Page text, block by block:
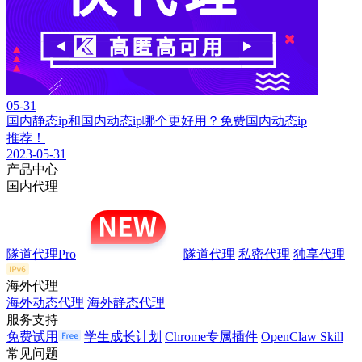
05-31
国内静态ip和国内动态ip哪个更好用？免费国内动态ip
推荐！
2023-05-31
产品中心
国内代理
隧道代理Pro 隧道代理 私密代理 独享代理
海外代理
海外动态代理 海外静态代理
服务支持
免费试用
学生成长计划 Chrome专属插件 OpenClaw Skill
常见问题